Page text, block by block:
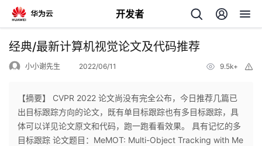
开发者
返
个
经典/最新计算机视觉论文及代码推荐
小小谢先生 2022/06/11 9.5k+
【摘要】 CVPR 2022 论文尚没有完全公布，今日推荐几篇已
出目标跟踪方向的论文，既有单目标跟踪也有多目标跟踪，具
体可以详见论文原文和代码，跑一跑看看效果。 具有记忆的多
目标跟踪 论文题目：MeMOT: Multi-Object Tracking with Me